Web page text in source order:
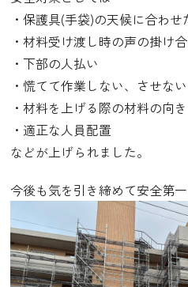
・保護具(手袋)の天候に合わ
・材料受け渡し時の声の掛け
・下部の人払い
・慌てて作業しない、させない
・材料を上げる際の材料の向き
・適正な人員配置
などが上げられました。
今後も気を引き締めて安全第